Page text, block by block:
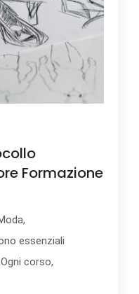
Formazione
essenziali
corso,